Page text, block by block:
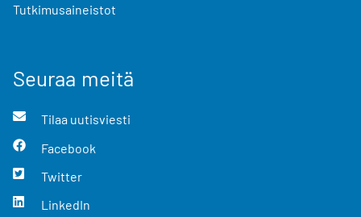
Tutkimusaineistot
Seuraa meitä
Tilaa uutisviesti
Facebook
Twitter
LinkedIn